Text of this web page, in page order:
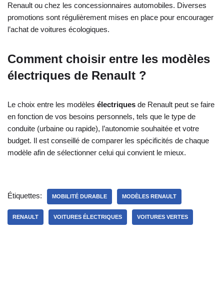
Renault ou chez les concessionnaires automobiles. Diverses
promotions sont régulièrement mises en place pour encourager
l’achat de voitures écologiques.
Comment choisir entre les modèles
électriques de Renault ?
Le choix entre les modèles électriques de Renault peut se faire
en fonction de vos besoins personnels, tels que le type de
conduite (urbaine ou rapide), l’autonomie souhaitée et votre
budget. Il est conseillé de comparer les spécificités de chaque
modèle afin de sélectionner celui qui convient le mieux.
Étiquettes: MOBILITÉ DURABLE MODÈLES RENAULT
RENAULT VOITURES ÉLECTRIQUES VOITURES VERTES